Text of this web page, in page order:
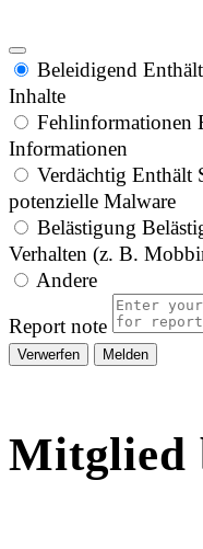
Beleidigend
Inhalte
Fehlinformationen
Informationen
Verdächtig Enthält
potenzielle Malware
Belästigung
Verhalten (z. B.
Andere
Report note
Melden
Mitglied